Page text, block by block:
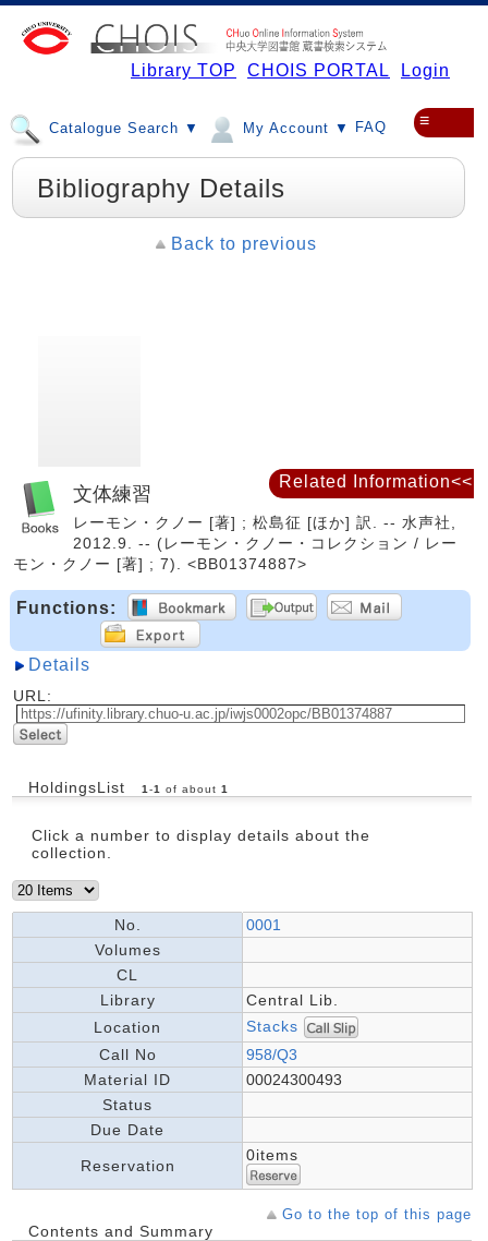
Library TOP CHOIS PORTAL Login
Catalogue Search ▼ My Account ▼ FAQ ≡
Bibliography Details
Back to previous
文体練習
レーモン・クノー [著] ; 松島征 [ほか] 訳. -- 水声社,
2012.9. -- (レーモン・クノー・コレクション / レー
モン・クノー [著] ; 7). <BB01374887>
Functions:
Details
URL:
HoldingsList 1 -1 of about 1
Click a number to display details about the
collection.
No.
0001
Volumes
CL
Library
Central Lib.
Location
Stacks
Call No
958/Q3
Material ID
00024300493
Status
Due Date
Reservation
0items
Go to the top of this page
Contents and Summary
Related Information<<